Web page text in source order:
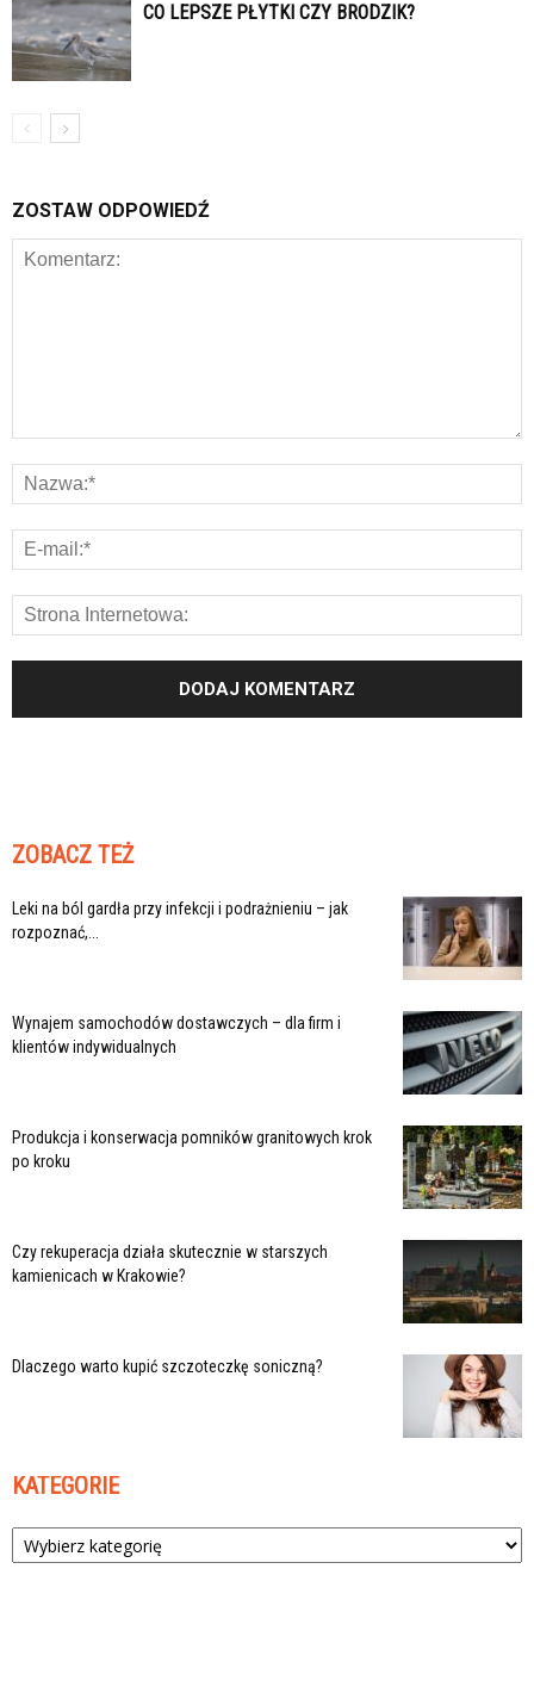
CO LEPSZE PŁYTKI CZY BRODZIK?
ZOSTAW ODPOWIEDŹ
ZOBACZ TEŻ
Leki na ból gardła przy infekcji i podrażnieniu – jak
rozpoznać,...
Wynajem samochodów dostawczych – dla firm i
klientów indywidualnych
Produkcja i konserwacja pomników granitowych krok
po kroku
Czy rekuperacja działa skutecznie w starszych
kamienicach w Krakowie?
Dlaczego warto kupić szczoteczkę soniczną?
KATEGORIE
Kategorie